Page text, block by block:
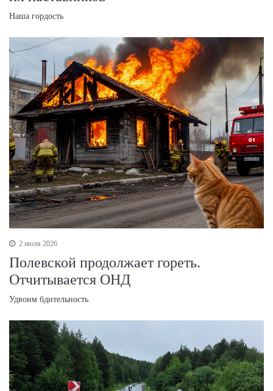
Наша гордость
2 июля 2026
Полевской продолжает гореть.
Отчитывается ОНД
Удвоим бдительность